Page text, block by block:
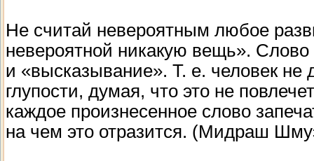
Не считай невероятным любое
невероятной никакую вещь». Слово
и «высказывание». Т. е. человек не
глупости, думая, что это не
каждое произнесенное слово
на чем это отразится. (Мидраш